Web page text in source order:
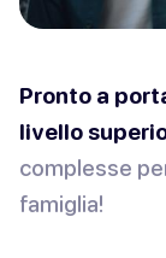
Pronto a
livello
complesse
famiglia!